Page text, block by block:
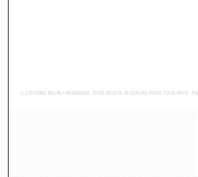
© ÉDITIONS BELIN / HUMENSIS. TOUS DROITS RÉSERVÉS POUR TOUS PAYS -